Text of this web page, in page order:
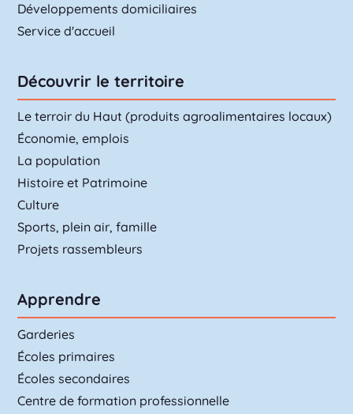
Développements domiciliaires
Service d'accueil
Découvrir le territoire
Le terroir du Haut (produits agroalimentaires locaux)
Économie, emplois
La population
Histoire et Patrimoine
Culture
Sports, plein air, famille
Projets rassembleurs
Apprendre
Garderies
Écoles primaires
Écoles secondaires
Centre de formation professionnelle